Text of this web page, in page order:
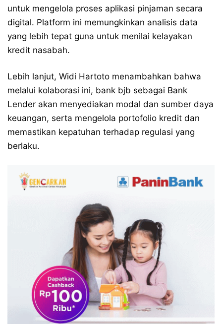
untuk mengelola proses aplikasi pinjaman secara
digital. Platform ini memungkinkan analisis data
yang lebih tepat guna untuk menilai kelayakan
kredit nasabah.
Lebih lanjut, Widi Hartoto menambahkan bahwa
melalui kolaborasi ini, bank bjb sebagai Bank
Lender akan menyediakan modal dan sumber daya
keuangan, serta mengelola portofolio kredit dan
memastikan kepatuhan terhadap regulasi yang
berlaku.